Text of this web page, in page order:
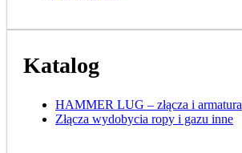
Katalog
HAMMER LUG – złącza i armatura
Złącza wydobycia ropy i gazu inne